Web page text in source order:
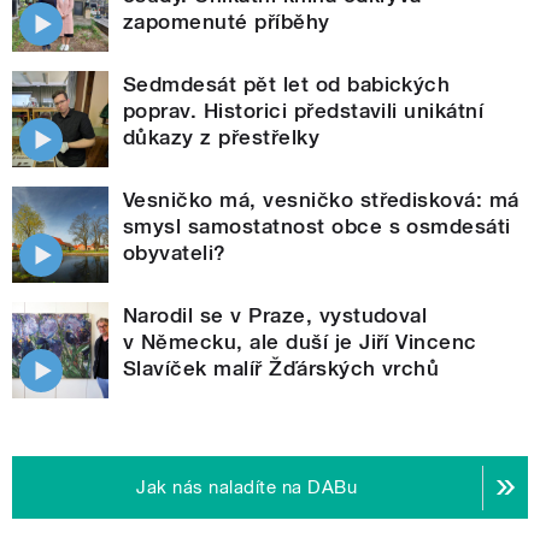
zapomenuté příběhy
Sedmdesát pět let od babických
poprav. Historici představili unikátní
důkazy z přestřelky
Vesničko má, vesničko středisková: má
smysl samostatnost obce s osmdesáti
obyvateli?
Narodil se v Praze, vystudoval
v Německu, ale duší je Jiří Vincenc
Slavíček malíř Žďárských vrchů
Jak nás naladíte na DABu